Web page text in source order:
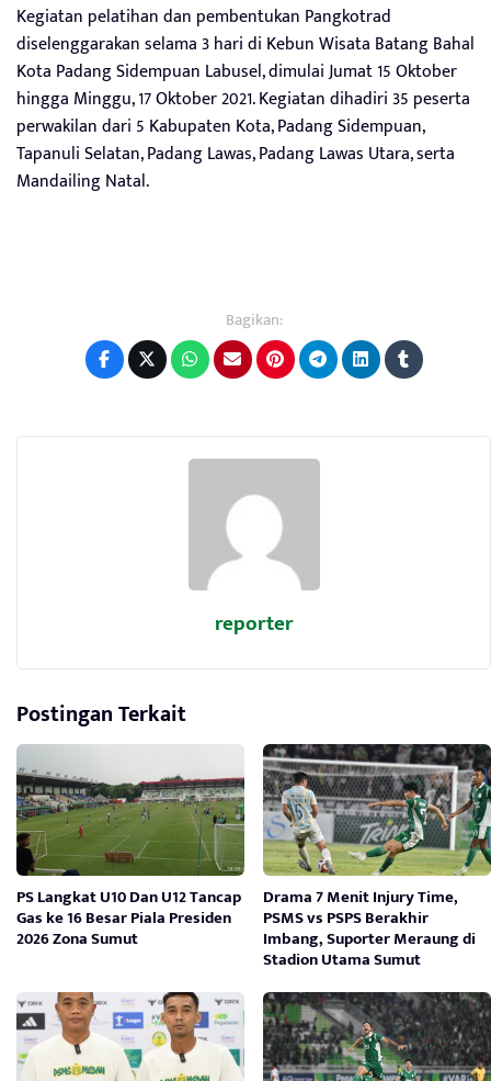
Kegiatan pelatihan dan pembentukan Pangkotrad
diselenggarakan selama 3 hari di Kebun Wisata Batang Bahal
Kota Padang Sidempuan Labusel, dimulai Jumat 15 Oktober
hingga Minggu, 17 Oktober 2021. Kegiatan dihadiri 35 peserta
perwakilan dari 5 Kabupaten Kota, Padang Sidempuan,
Tapanuli Selatan, Padang Lawas, Padang Lawas Utara, serta
Mandailing Natal.
Bagikan:
reporter
Postingan Terkait
PS Langkat U10 Dan U12 Tancap
Gas ke 16 Besar Piala Presiden
2026 Zona Sumut
Drama 7 Menit Injury Time,
PSMS vs PSPS Berakhir
Imbang, Suporter Meraung di
Stadion Utama Sumut